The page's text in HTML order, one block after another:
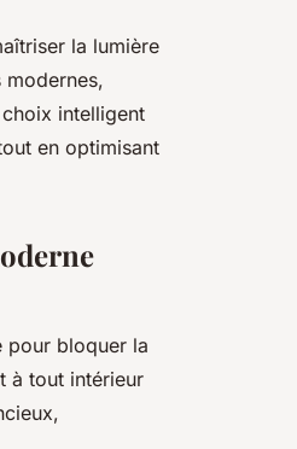
la lumière
modernes,
intelligent
en optimisant
pour bloquer la
à tout intérieur